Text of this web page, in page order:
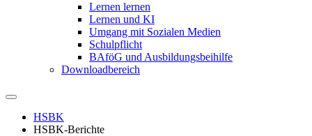
Lernen lernen
Lernen und KI
Umgang mit Sozialen Medien
Schulpflicht
BAföG und Ausbildungsbeihilfe
Downloadbereich
HSBK
HSBK-Berichte